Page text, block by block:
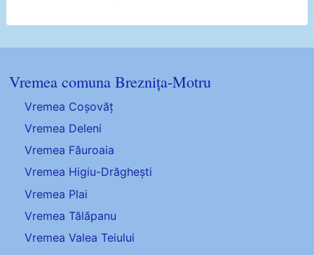
Vremea comuna Breznița-Motru
Vremea Coșovăț
Vremea Deleni
Vremea Făuroaia
Vremea Higiu-Drăghești
Vremea Plai
Vremea Tălăpanu
Vremea Valea Teiului